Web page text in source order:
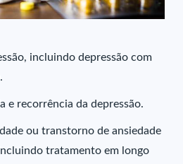
incluindo depressão com
e recorrência da depressão.
ou transtorno de ansiedade
tratamento em longo